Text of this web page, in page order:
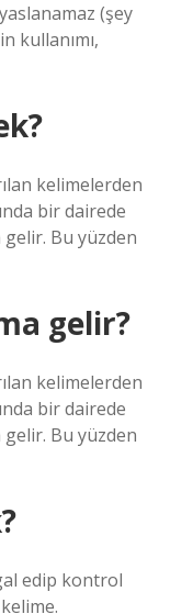
(şey
kullanımı,
kelimelerden
bir dairede
gelir. Bu yüzden
gelir?
kelimelerden
bir dairede
gelir. Bu yüzden
edip kontrol